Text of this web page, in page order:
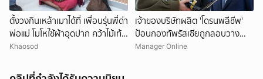
ตั้งวงกินเหล้าเมาได้ที่ เพื่อนรุ่นพี่ด่า
พ่อแม่ โมโหใช้ผ้าอุดปาก คว้าไม้เท้า
กระหน่ำฟาดเสียชีวิต
Khaosod
เจ้าของบริษัทผลิต 'โดรนพลีชีพ'
ป้อนกองทัพรัสเซียถูกลอบวาง
'คาร์บอมบ์' บาดเจ็บ-คนขับรถเสีย
Manager Online